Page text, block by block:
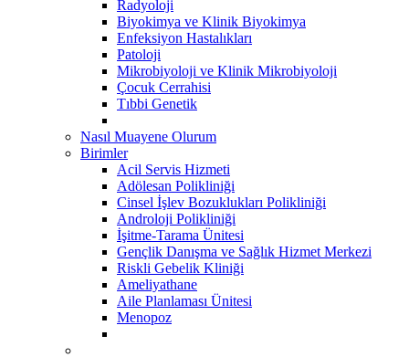
Radyoloji
Biyokimya ve Klinik Biyokimya
Enfeksiyon Hastalıkları
Patoloji
Mikrobiyoloji ve Klinik Mikrobiyoloji
Çocuk Cerrahisi
Tıbbi Genetik
Nasıl Muayene Olurum
Birimler
Acil Servis Hizmeti
Adölesan Polikliniği
Cinsel İşlev Bozuklukları Polikliniği
Androloji Polikliniği
İşitme-Tarama Ünitesi
Gençlik Danışma ve Sağlık Hizmet Merkezi
Riskli Gebelik Kliniği
Ameliyathane
Aile Planlaması Ünitesi
Menopoz